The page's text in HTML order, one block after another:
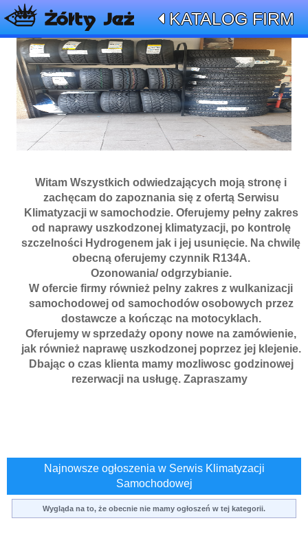
KATALOG FIRM
Witam Wszystkich odwiedzających moją stronę i
zachęcam do zapoznania się z ofertą Serwisu
Klimatyzacji w samochodzie. Oferujemy pełny zakres
od naprawy uszkodzonej klimatyzacji, po kontrolę
szczelności Hydrogenem jak i jej usunięcie. Na chwilę
obecną oferujemy czynnik R134A.
Ozonowania/ odgrzybianie.
W ofercie firmy również pelny zakres z wulkanizacji
samochodowej od samochodów osobowych przez
dostawcze a kończąc na motocyklach.
Oferujemy w sprzedaży opony nowe na zamówienie,
jak również naprawę uszkodzonej poprzez jej klejenie.
Dbając o czas klienta mamy mozliwosc godzinowej
rezerwacji na usługę. Zapraszamy
Najnowsze ogłoszenia w Serwis Klimatyzacji
Samochodowej
Wygląda na to, że obecnie nie mamy ogłoszeń w tej kategorii.